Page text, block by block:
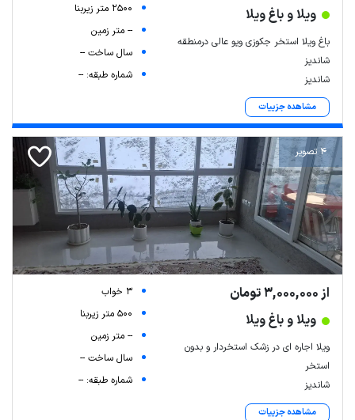
ویلا و باغ ویلا
باغ ویلا استخر جکوزی ویو عالی درمنطقه
شاندیز
شاندیز
مشاهده جزییات
2500 متر زیربنا
-- متر زمین
سال ساخت --
شماره طبقه: --
4 تصویر
از 3,000,000 تومان
ویلا و باغ ویلا
ویلا اجاره ای در زشک استخردار و بدون
استخر
شاندیز
مشاهده جزییات
3 خواب
500 متر زیربنا
-- متر زمین
سال ساخت --
شماره طبقه: --